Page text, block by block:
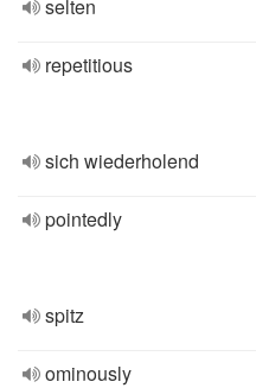
selten
repetitious
sich wiederholend
pointedly
spitz
ominously